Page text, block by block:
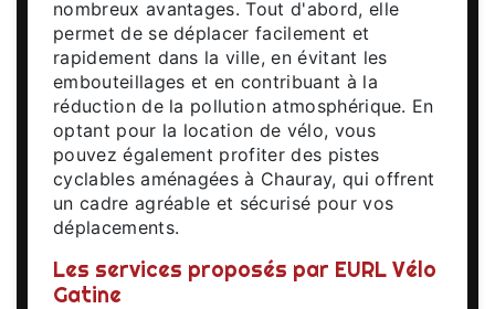
nombreux avantages. Tout d'abord, elle
permet de se déplacer facilement et
rapidement dans la ville, en évitant les
embouteillages et en contribuant à la
réduction de la pollution atmosphérique. En
optant pour la location de vélo, vous
pouvez également profiter des pistes
cyclables aménagées à Chauray, qui offrent
un cadre agréable et sécurisé pour vos
déplacements.
Les services proposés par EURL Vélo
Gatine